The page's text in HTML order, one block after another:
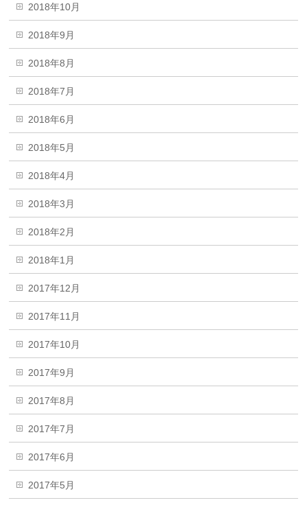
2018年10月
2018年9月
2018年8月
2018年7月
2018年6月
2018年5月
2018年4月
2018年3月
2018年2月
2018年1月
2017年12月
2017年11月
2017年10月
2017年9月
2017年8月
2017年7月
2017年6月
2017年5月